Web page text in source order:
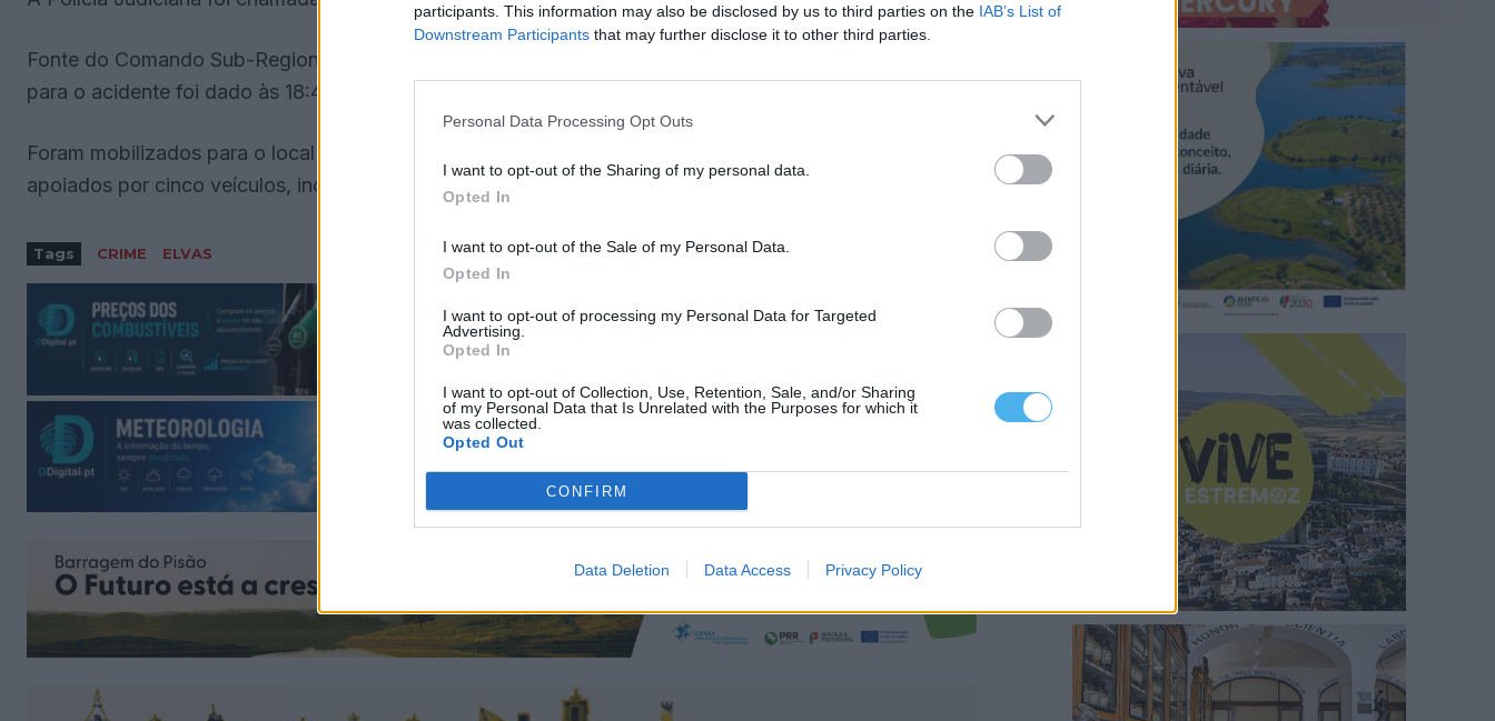
participants. This information may also be disclosed by us to third parties on the IAB’s List of
Downstream Participants that may further disclose it to other third parties.
Personal Data Processing Opt Outs
I want to opt-out of the Sharing of my personal data.
Opted In
I want to opt-out of the Sale of my Personal Data.
Opted In
I want to opt-out of processing my Personal Data for Targeted
Advertising.
Opted In
I want to opt-out of Collection, Use, Retention, Sale, and/or Sharing
of my Personal Data that Is Unrelated with the Purposes for which it
was collected.
Opted Out
CONFIRM
Data Deletion Data Access Privacy Policy
Fonte do Comando Sub-Regional de Emergência e Proteção Civil do Alto Alentejo indicou que o alerta
para o acidente foi dado às 18:46.
Foram mobilizados para o local 12 operacionais dos bombeiros de Elvas, da PSP e da E-Redes,
apoiados por cinco veículos, incluindo uma ambulância de Suporte Imediato de Vida, de Elvas.
Tags CRIME ELVAS